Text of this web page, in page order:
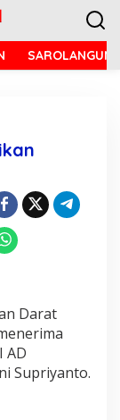
SAROLANGUN
Darat
AD
Supriyanto.